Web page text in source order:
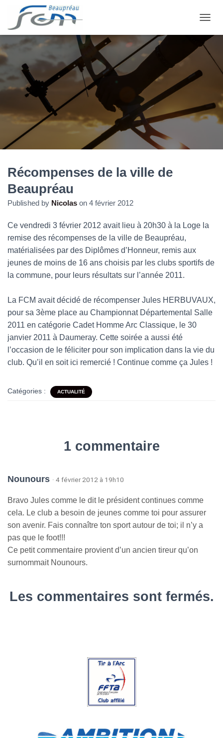
Récompenses de la ville de
Beaupréau
Published by Nicolas on 4 février 2012
Ce vendredi 3 février 2012 avait lieu à 20h30 à la Loge la
remise des récompenses de la ville de Beaupréau,
matérialisées par des Diplômes d’Honneur, remis aux
jeunes de moins de 16 ans choisis par les clubs sportifs de
la commune, pour leurs résultats sur l’année 2011.
La FCM avait décidé de récompenser Jules HERBUVAUX,
pour sa 3ème place au Championnat Départemental Salle
2011 en catégorie Cadet Homme Arc Classique, le 30
janvier 2011 à Daumeray. Cette soirée a aussi été
l’occasion de le féliciter pour son implication dans la vie du
club. Qu’il en soit ici remercié ! Continue comme ça Jules !
Catégories : ACTUALITÉ
1 commentaire
Nounours · 4 février 2012 à 19h10
Bravo Jules comme le dit le président continues comme
cela. Le club a besoin de jeunes comme toi pour assurer
son avenir. Fais connaître ton sport autour de toi; il n’y a
pas que le foot!!!
Ce petit commentaire provient d’un ancien tireur qu’on
surnommait Nounours.
Les commentaires sont fermés.